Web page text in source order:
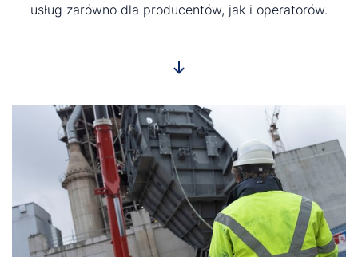
usług zarówno dla producentów, jak i operatorów.